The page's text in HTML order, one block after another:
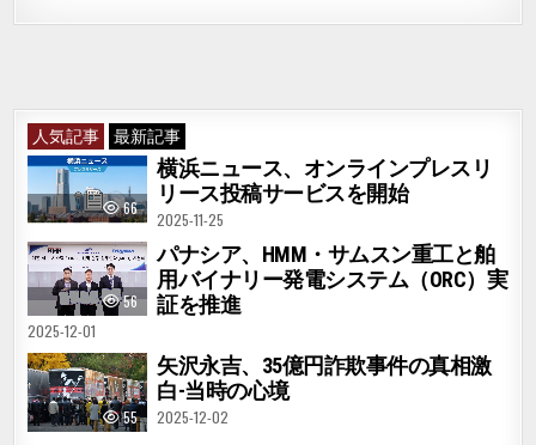
人気記事 最新記事
66
横浜ニュース、オンラインプレスリ
リース投稿サービスを開始
2025-11-25
56
パナシア、HMM・サムスン重工と舶
用バイナリー発電システム（ORC）実
証を推進
2025-12-01
55
矢沢永吉、35億円詐欺事件の真相激
白-当時の心境
2025-12-02